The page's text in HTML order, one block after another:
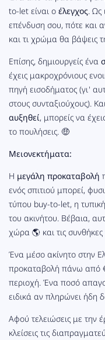
to-let είναι ο έλεγχος. Ως
επένδυση σου, πότε και
και τι χρώμα θα βάψεις
Επίσης, δημιουργείς ένα
έχεις μακροχρόνιους
πηγή εισοδήματος (γι'
στους συνταξιούχους).
αυξηθεί, μπορείς να
το πουλήσεις. 🤑
Μειονεκτήματα:
Η μεγάλη προκαταβολή
ενός σπιτιού μπορεί,
τύπου buy-to-let, η
του ακινήτου. Βέβαια,
χώρα 🌎 και τις
Ένα μέσο ακίνητο στην
προκαταβολή πάνω από
περιοχή. Ένα ποσό
ειδικά αν πληρώνει ήδη
Αφού τελειώσεις με την
κλείσεις τις